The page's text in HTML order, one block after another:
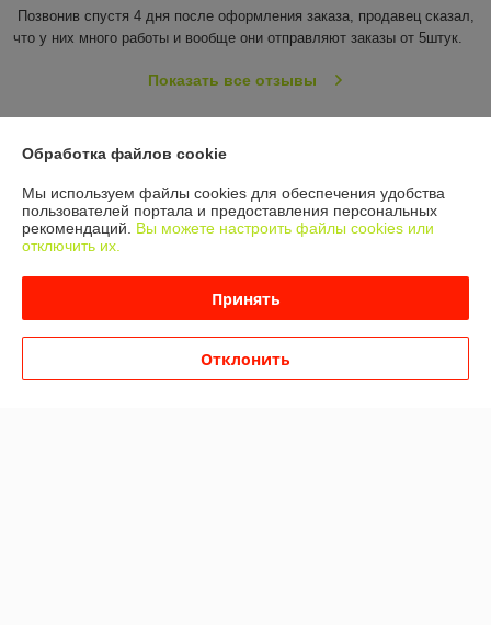
Позвонив спустя 4 дня после оформления заказа, продавец сказал,
что у них много работы и вообще они отправляют заказы от 5штук.
Показать все отзывы
О нас
Контакты
Обработка файлов cookie
Мы используем файлы cookies для обеспечения удобства
пользователей портала и предоставления персональных
рекомендаций. Вы можете настроить файлы cookies или
отключить их.
Принять
Отклонить